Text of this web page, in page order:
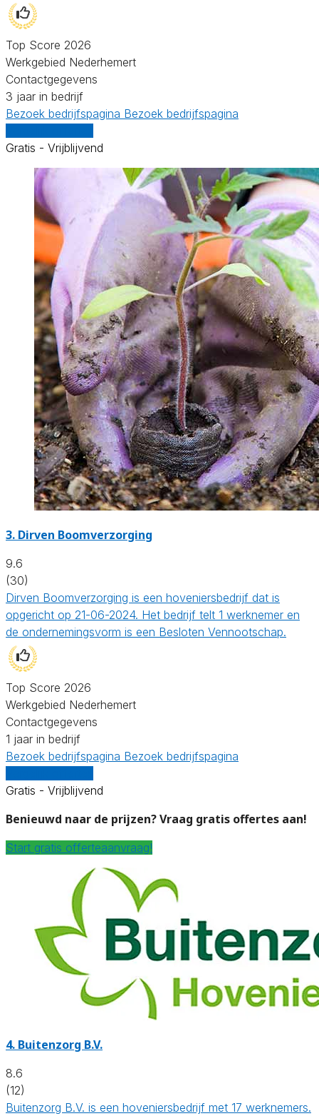
Top Score 2026
Werkgebied Nederhemert
Contactgegevens
3 jaar in bedrijf
Bezoek bedrijfspagina Bezoek bedrijfspagina
Gratis - Vrijblijvend
3. Dirven Boomverzorging
9.6
(30)
Dirven Boomverzorging is een hoveniersbedrijf dat is
opgericht op 21-06-2024. Het bedrijf telt 1 werknemer en
de ondernemingsvorm is een Besloten Vennootschap.
Top Score 2026
Werkgebied Nederhemert
Contactgegevens
1 jaar in bedrijf
Bezoek bedrijfspagina Bezoek bedrijfspagina
Gratis - Vrijblijvend
Benieuwd naar de prijzen? Vraag gratis offertes aan!
Start gratis offerteaanvraag!
4. Buitenzorg B.V.
8.6
(12)
Buitenzorg B.V. is een hoveniersbedrijf met 17 werknemers.